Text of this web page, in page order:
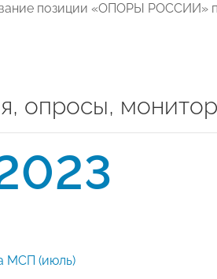
позиции «ОПОРЫ РОССИИ»
опросы,
МСП (июль)